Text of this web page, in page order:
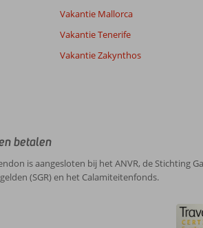
Vakantie Mallorca
Vakantie Tenerife
Vakantie Zakynthos
betalen
is aangesloten bij het ANVR, de Stichting
(SGR) en het Calamiteitenfonds.